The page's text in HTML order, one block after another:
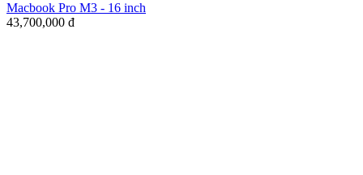
Macbook Pro M3 - 16 inch
43,700,000 đ